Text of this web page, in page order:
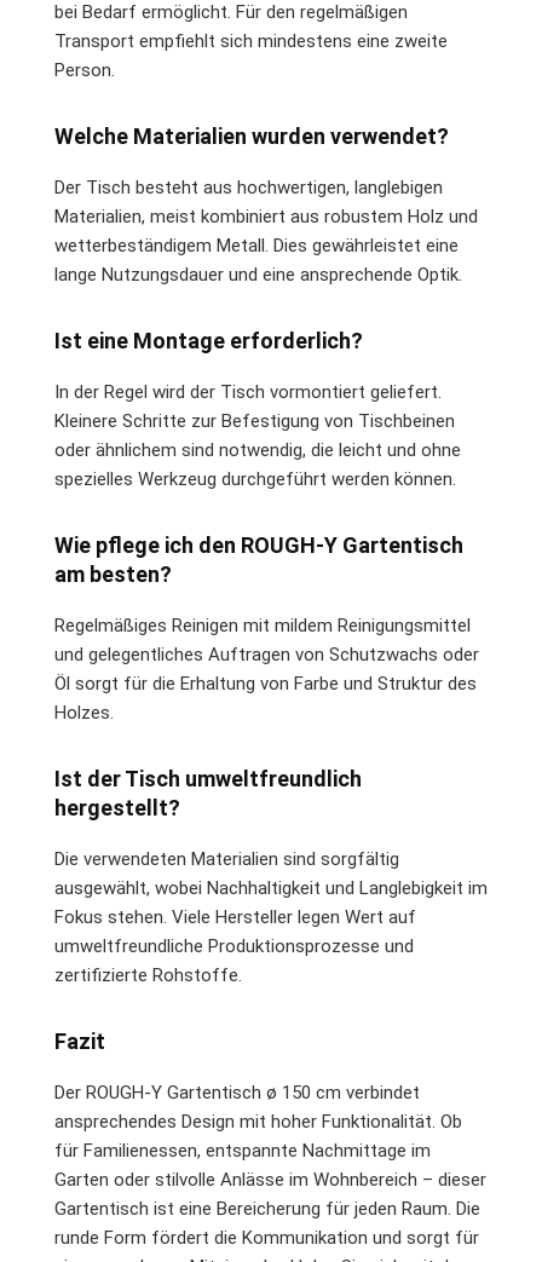
bei Bedarf ermöglicht. Für den regelmäßigen
Transport empfiehlt sich mindestens eine zweite
Person.
Welche Materialien wurden verwendet?
Der Tisch besteht aus hochwertigen, langlebigen
Materialien, meist kombiniert aus robustem Holz und
wetterbeständigem Metall. Dies gewährleistet eine
lange Nutzungsdauer und eine ansprechende Optik.
Ist eine Montage erforderlich?
In der Regel wird der Tisch vormontiert geliefert.
Kleinere Schritte zur Befestigung von Tischbeinen
oder ähnlichem sind notwendig, die leicht und ohne
spezielles Werkzeug durchgeführt werden können.
Wie pflege ich den ROUGH-Y Gartentisch
am besten?
Regelmäßiges Reinigen mit mildem Reinigungsmittel
und gelegentliches Auftragen von Schutzwachs oder
Öl sorgt für die Erhaltung von Farbe und Struktur des
Holzes.
Ist der Tisch umweltfreundlich
hergestellt?
Die verwendeten Materialien sind sorgfältig
ausgewählt, wobei Nachhaltigkeit und Langlebigkeit im
Fokus stehen. Viele Hersteller legen Wert auf
umweltfreundliche Produktionsprozesse und
zertifizierte Rohstoffe.
Fazit
Der ROUGH-Y Gartentisch ø 150 cm verbindet
ansprechendes Design mit hoher Funktionalität. Ob
für Familienessen, entspannte Nachmittage im
Garten oder stilvolle Anlässe im Wohnbereich – dieser
Gartentisch ist eine Bereicherung für jeden Raum. Die
runde Form fördert die Kommunikation und sorgt für